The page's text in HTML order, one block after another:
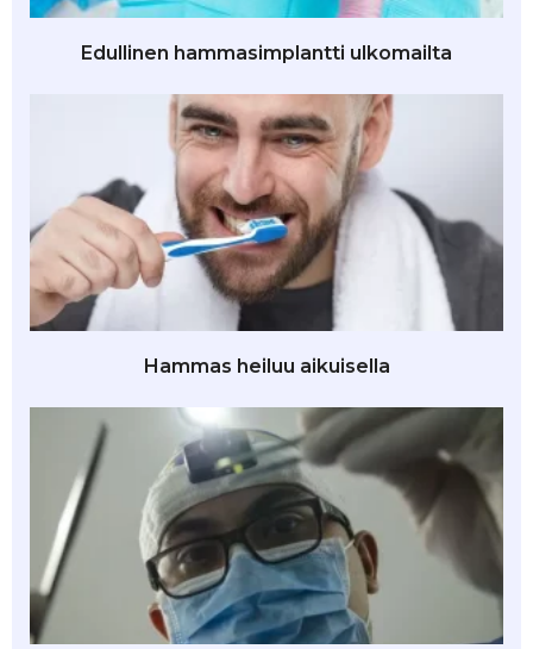
Edullinen hammasimplantti ulkomailta
Hammas heiluu aikuisella